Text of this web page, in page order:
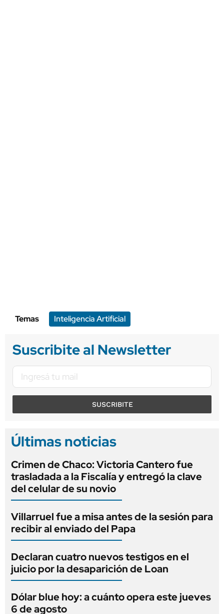
Temas Inteligencia Artificial
Suscribite al Newsletter
SUSCRIBITE
Últimas noticias
Crimen de Chaco: Victoria Cantero fue
trasladada a la Fiscalía y entregó la clave
del celular de su novio
Villarruel fue a misa antes de la sesión para
recibir al enviado del Papa
Declaran cuatro nuevos testigos en el
juicio por la desaparición de Loan
Dólar blue hoy: a cuánto opera este jueves
6 de agosto